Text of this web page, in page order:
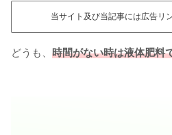
当サイト及び当記事には広告リ
どうも、 時間がない時は液体肥料